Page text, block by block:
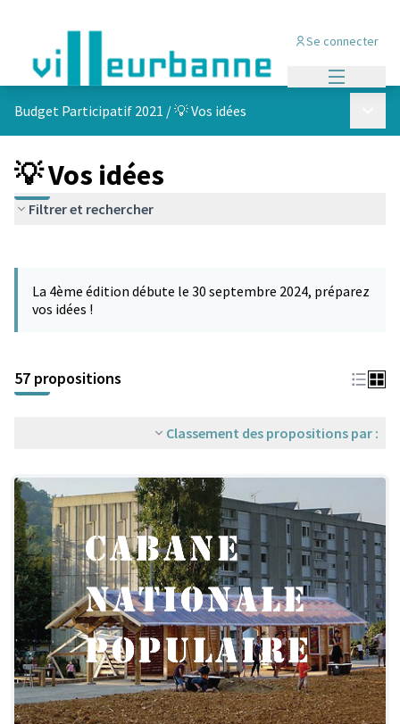
Se connecter
Budget Participatif 2021 /💡 Vos idées
💡 Vos idées
Filtrer et rechercher
La 4ème édition débute le 30 septembre 2024, préparez
vos idées !
57 propositions
Classement des propositions par :